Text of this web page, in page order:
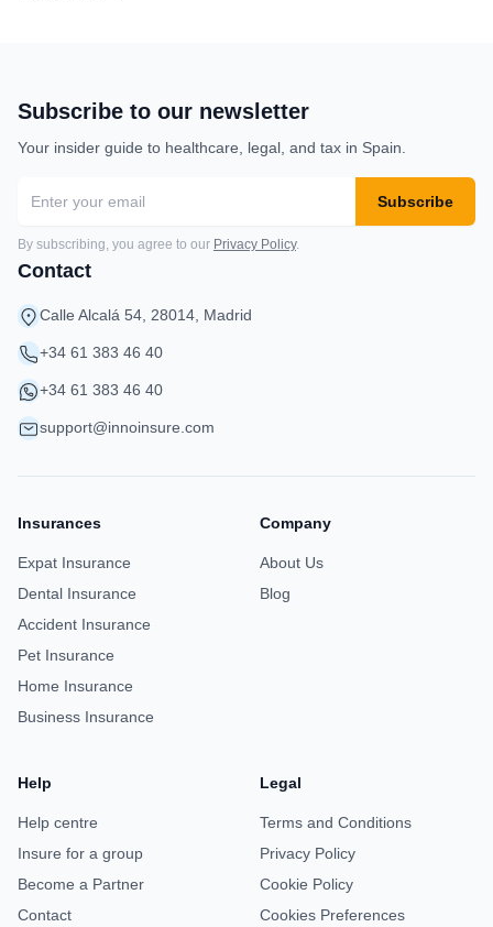
Subscribe to our newsletter
Your insider guide to healthcare, legal, and tax in Spain.
Subscribe
By subscribing, you agree to our Privacy Policy.
Contact
Calle Alcalá 54, 28014, Madrid
+34 61 383 46 40
+34 61 383 46 40
support@innoinsure.com
Insurances
Expat Insurance
Dental Insurance
Accident Insurance
Pet Insurance
Home Insurance
Business Insurance
Company
About Us
Blog
Help
Help centre
Insure for a group
Become a Partner
Contact
Legal
Terms and Conditions
Privacy Policy
Cookie Policy
Cookies Preferences